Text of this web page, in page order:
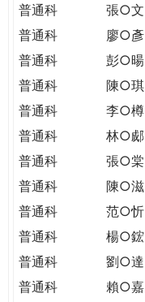
普通科
張○文
普通科
廖○彥
普通科
彭○暘
普通科
陳○琪
普通科
李○樽
普通科
林○郕
普通科
張○棠
普通科
陳○滋
普通科
范○忻
普通科
楊○鋐
普通科
劉○達
普通科
賴○嘉